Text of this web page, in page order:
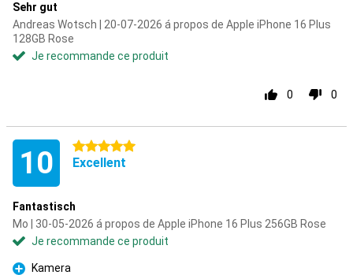
Sehr gut
Andreas Wotsch | 20-07-2026 á propos de Apple iPhone 16 Plus
128GB Rose
Je recommande ce produit
0 0
10 5 étoiles
Excellent
Fantastisch
Mo | 30-05-2026 á propos de Apple iPhone 16 Plus 256GB Rose
Je recommande ce produit
Kamera